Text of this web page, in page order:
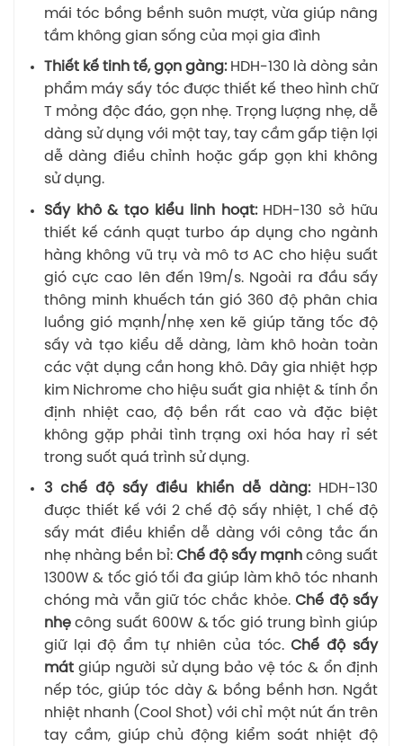
mái tóc bồng bềnh suôn mượt, vừa giúp nâng
tầm không gian sống của mọi gia đình
Thiết kế tinh tế, gọn gàng:HDH-130 là dòng sản
phẩm máy sấy tóc được thiết kế theo hình chữ
T mỏng độc đáo, gọn nhẹ. Trọng lượng nhẹ, dễ
dàng sử dụng với một tay, tay cầm gấp tiện lợi
dễ dàng điều chỉnh hoặc gấp gọn khi không
sử dụng.
Sấy khô & tạo kiểu linh hoạt:HDH-130 sở hữu
thiết kế cánh quạt turbo áp dụng cho ngành
hàng không vũ trụ và mô tơ AC cho hiệu suất
gió cực cao lên đến 19m/s. Ngoài ra đầu sấy
thông minh khuếch tán gió 360 độ phân chia
luồng gió mạnh/nhẹ xen kẽ giúp tăng tốc độ
sấy và tạo kiểu dễ dàng, làm khô hoàn toàn
các vật dụng cần hong khô. Dây gia nhiệt hợp
kim Nichrome cho hiệu suất gia nhiệt & tính ổn
định nhiệt cao, độ bền rất cao và đặc biệt
không gặp phải tình trạng oxi hóa hay rỉ sét
trong suốt quá trình sử dụng.
3 chế độ sấy điều khiển dễ dàng: HDH-130
được thiết kế với 2 chế độ sấy nhiệt, 1 chế độ
sấy mát điều khiển dễ dàng với công tắc ấn
nhẹ nhàng bền bỉ: Chế độ sấy mạnhcông suất
1300W & tốc gió tối đa giúp làm khô tóc nhanh
chóng mà vẫn giữ tóc chắc khỏe. Chế độ sấy
nhẹcông suất 600W & tốc gió trung bình giúp
giữ lại độ ẩm tự nhiên của tóc. Chế độ sấy
mátgiúp người sử dụng bảo vệ tóc & ổn định
nếp tóc, giúp tóc dày & bồng bềnh hơn. Ngắt
nhiệt nhanh (Cool Shot) với chỉ một nút ấn trên
tay cầm, giúp chủ động kiểm soát nhiệt độ